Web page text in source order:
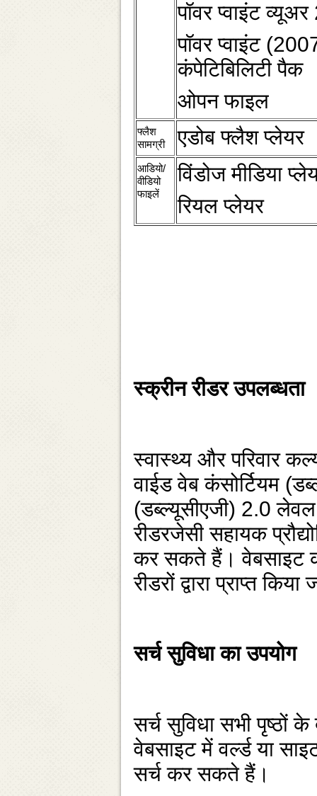
पॉवर प्‍वाइंट
पॉवर प्‍वाइंट
कंपेटिबिलिटी पैक
ओपन फाइल
फ्लैश
सामग्री
एडोब फ्लैश प्‍लेयर
आडियो/
वीडियो
फाइलें
विंडोज मीडिया
रियल प्‍लेयर
स्‍क्रीन रीडर उपलब्‍धता
स्‍वास्‍थ्‍य और परिवार
वाईड वेब कंसोर्टियम
(डब्‍ल्‍यूसीएजी) 2.0
रीडरजेसी सहायक
कर सकते हैं। वेबसाइट
रीडरों द्वारा प्राप्‍त
सर्च सुविधा का उपयोग
सर्च सुविधा सभी
वेबसाइट में वर्ल्‍ड या
सर्च कर सकते हैं।